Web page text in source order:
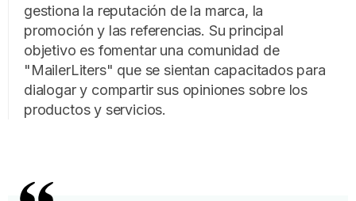
gestiona la reputación de la marca, la
promoción y las referencias. Su principal
objetivo es fomentar una comunidad de
"MailerLiters" que se sientan capacitados para
dialogar y compartir sus opiniones sobre los
productos y servicios.